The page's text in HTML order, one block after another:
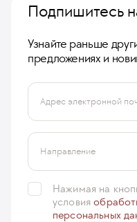
Подпишитесь
Узнайте раньше
предложениях и
Адрес электронной
Направление
Нажимая на
условия
персональных